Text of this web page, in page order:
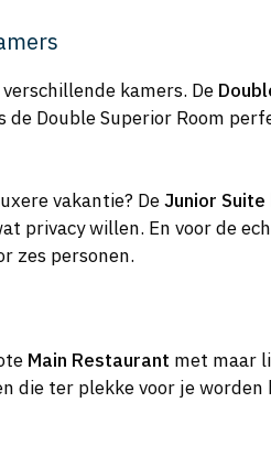
kamers. De
de Double Superior Room
vakantie? DeJunior Suite
privacy willen. En voor de
zes personen.
Main Restaurant met maar
die ter plekke voor je